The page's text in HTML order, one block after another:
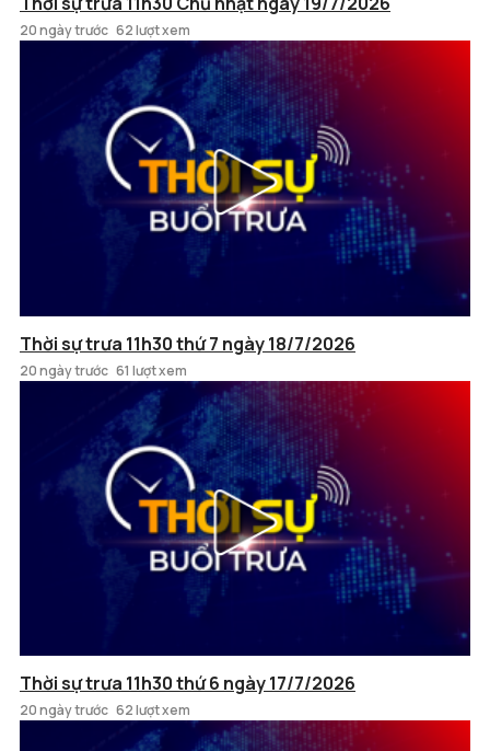
20 ngày trước 62 lượt xem
Thời sự trưa 11h30 thứ 7 ngày 18/7/2026
20 ngày trước 61 lượt xem
Thời sự trưa 11h30 thứ 6 ngày 17/7/2026
20 ngày trước 62 lượt xem